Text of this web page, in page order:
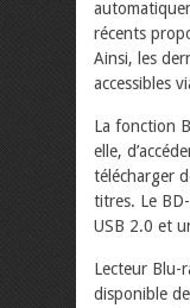
récents
Ainsi, les
accessibles
La fonction
elle,
télécharger
titres. Le
USB 2.0 et
Lecteur Blu-
disponible